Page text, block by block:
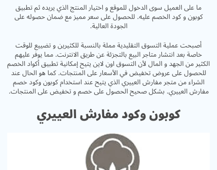
ما على العميل سوى الدخول للموقع و اختيار المنتج الذي يريده ثم تطبيق
كوبون و كود الخصم عليه. للحصول على سعر مميز مع ضمان حصوله على
الجودة العالية.
أصبحت عملية التسوق التقليدية مملة بالنسبة للكثيرين و تضييع للوقت
خاصة بعد انتشار متاجر البيع بالتجزئة عن طريق الانترنت. مما يوفر عليهم
الكثير من الجهد و المال لأن التسوق اون لاين يتيح إمكانية تطبيق أكواد الخصم
للحصول على عروض تخفيض في الأسعار على المنتجات. كما هو الحال عند
الشراء من متجر مفارش العييري الذي يتيح عند استخدام كوبون وكود خصم
مفارش العييري. بشكل صحيح الحصول على خصم و تخفيض على المنتجات.
كوبون وكود مفارش العييري